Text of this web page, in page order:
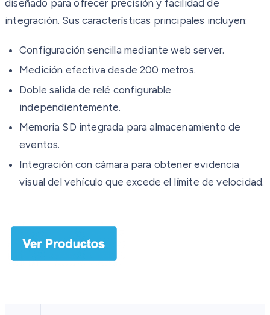
diseñado para ofrecer precisión y facilidad de
integración. Sus características principales incluyen:
Configuración sencilla mediante web server.
Medición efectiva desde 200 metros.
Doble salida de relé configurable
independientemente.
Memoria SD integrada para almacenamiento de
eventos.
Integración con cámara para obtener evidencia
visual del vehículo que excede el límite de velocidad.